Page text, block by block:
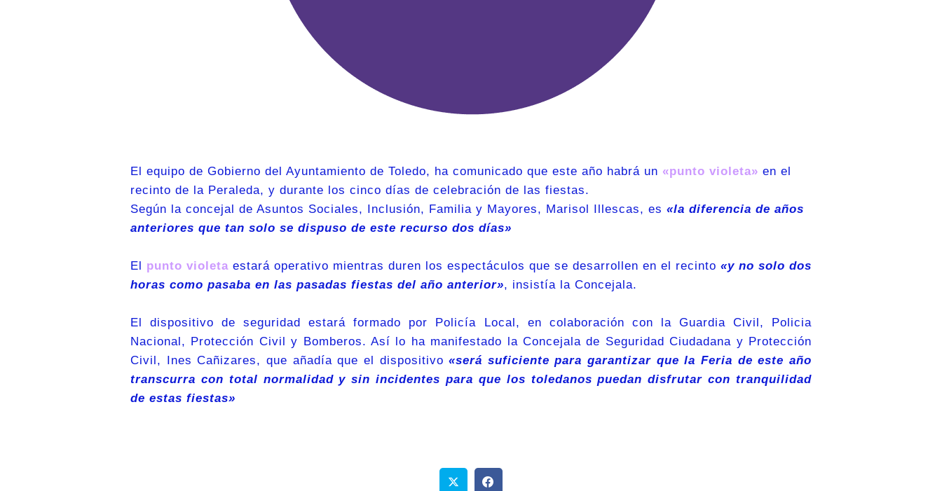
El equipo de Gobierno del Ayuntamiento de Toledo, ha comunicado que este año habrá un «punto violeta» en el
recinto de la Peraleda, y durante los cinco días de celebración de las fiestas.
Según la concejal de Asuntos Sociales, Inclusión, Familia y Mayores, Marisol Illescas, es «la diferencia de años
anteriores que tan solo se dispuso de este recurso dos días»
El punto violeta estará operativo mientras duren los espectáculos que se desarrollen en el recinto «y no solo dos
horas como pasaba en las pasadas fiestas del año anterior», insistía la Concejala.
El dispositivo de seguridad estará formado por Policía Local, en colaboración con la Guardia Civil, Policia
Nacional, Protección Civil y Bomberos. Así lo ha manifestado la Concejala de Seguridad Ciudadana y Protección
Civil, Ines Cañizares, que añadía que el dispositivo«será suficiente para garantizar que la Feria de este año
transcurra con total normalidad y sin incidentes para que los toledanos puedan disfrutar con tranquilidad
de estas fiestas»